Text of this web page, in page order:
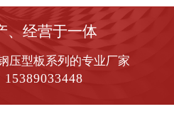
、经营于一体
压型板系列的专业厂家
15389033448